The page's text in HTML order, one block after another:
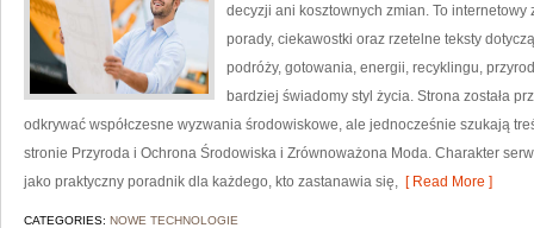
decyzji ani kosztownych zmian. To
porady, ciekawostki oraz rzetelne teksty
podróży, gotowania, energii, recyklingu,
bardziej świadomy styl życia. Strona została
odkrywać współczesne wyzwania środowiskowe, ale jednocześnie szukają
stronie Przyroda i Ochrona Środowiska i Zrównoważona Moda. Charakter
jako praktyczny poradnik dla każdego, kto zastanawia się, [ Read More ]
CATEGORIES: NOWE TECHNOLOGIE